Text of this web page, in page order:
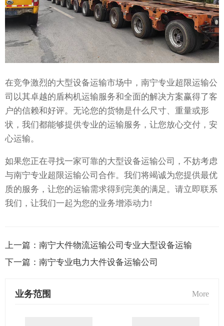
在竞争激烈的大型设备运输市场中，南宁专业超限运输公
司以其卓越的盾构机运输服务和全面的解决方案赢得了客
户的信赖和好评。无论您的货物是什么尺寸、重量或形
状，我们都能够提供专业的运输服务，让您放心交付，安
心运输。
如果您正在寻找一家可靠的大型设备运输公司，不妨考虑
与南宁专业超限运输公司合作。我们将竭诚为您提供最优
质的服务，让您的运输需求得到完美的满足。请立即联系
我们，让我们一起为您的业务增添动力!
上一篇： 南宁大件物流运输公司专业大型设备运输
下一篇： 南宁专业电力大件设备运输公司
业务范围 More